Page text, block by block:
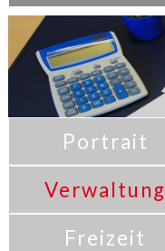
Portrait
Verwaltung
Freizeit